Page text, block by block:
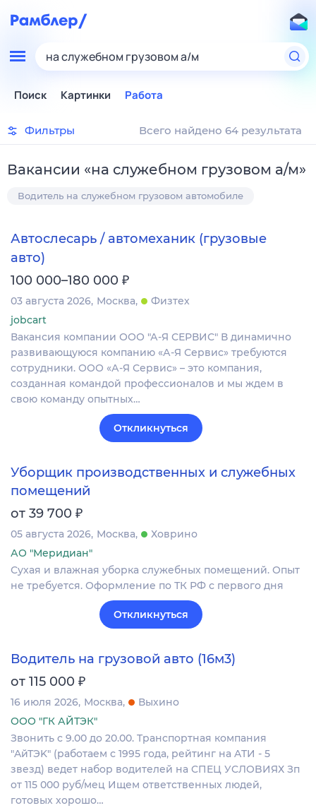
на служебном грузовом а/м
Поиск Картинки Работа
Фильтры Всего найдено 64 результата
Вакансии «на служебном грузовом а/м»
Водитель на служебном грузовом автомобиле
Автослесарь / автомеханик (грузовые
авто)
100 000–180 000 ₽
03 августа 2026 Москва
Физтех
jobcart
Вакансия компании ООО "А-Я СЕРВИС" В динамично
развивающуюся компанию «А-Я Сервис» требуются
сотрудники. ООО «А-Я Сервис» – это компания,
созданная командой профессионалов и мы ждем в
свою команду опытных…
Откликнуться
Уборщик производственных и служебных
помещений
от 39 700 ₽
05 августа 2026 Москва
Ховрино
АО "Меридиан"
Сухая и влажная уборка служебных помещений. Опыт
не требуется. Оформление по ТК РФ с первого дня
Откликнуться
Водитель на грузовой авто (16м3)
от 115 000 ₽
16 июля 2026 Москва
Выхино
ООО "ГК АЙТЭК"
Звонить c 9.00 дo 20.00. Tpaнcпoртная компания
"AйТЭK" (рaбoтaeм с 1995 годa, peйтинг нa ATИ - 5
звeзд) ведет набop вoдителей на CПEЦ УCЛOBИЯХ Зп
oт 115 000 руб/мец Ищем oтветcтвенныx людeй,
гoтовых хopошo…